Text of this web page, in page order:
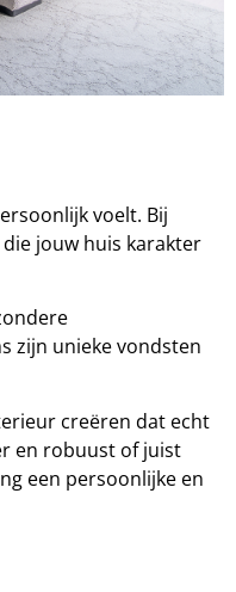
voelt. Bij
jouw huis karakter
zijn unieke vondsten
creëren dat echt
en robuust of juist
een persoonlijke en